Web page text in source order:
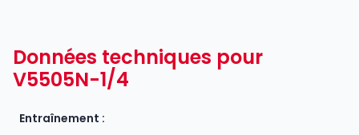
Données techniques pour
V5505N-1/4
Entraînement :